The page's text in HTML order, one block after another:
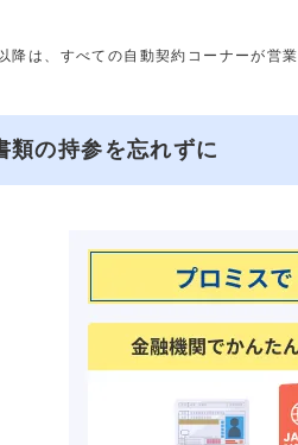
は、すべての自動契約コーナーが営業
類の持参を忘れずに